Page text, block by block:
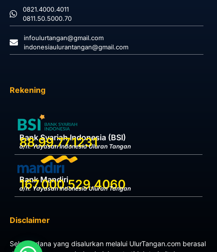
0821.4000.4011
0811.50.5000.70
infoulurtangan@gmail.com
indonesiaulurantangan@gmail.com
Rekening
Bank Syariah Indonesia (BSI)
88.99.77.1231
a/n. Yayasan Indonesia Uluran Tangan
Bank Mandiri
167.000.529.4060
a/n. Yayasan Indonesia Uluran Tangan
Disclaimer
Seluruh dana yang disalurkan melalui UlurTangan.com berasal